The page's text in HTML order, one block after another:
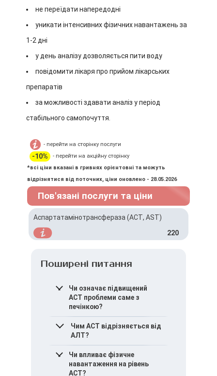
не переїдати напередодні
уникати інтенсивних фізичних навантажень за
1-2 дні
у день аналізу дозволяється пити воду
повідомити лікаря про прийом лікарських
препаратів
за можливості здавати аналіз у період
стабільного самопочуття.
- перейти на сторінку послуги
-10%
- перейти на акційну сторінку
*всі ціни вказані в гривнях орієнтовні та можуть
відрізнятися від поточних, ціни оновлено - 28.05.2026
Пов'язані послуги та ціни
Аспартатамінотрансфераза (АСТ, AST)
220
Поширені питання
Чи означає підвищений
АСТ проблеми саме з
печінкою?
Не завжди. АСТ може
підвищуватися також при
ураженні м’язів або
серцевої тканини, тому
показник оцінюють у
комплексі з іншими
Чим АСТ відрізняється від
АЛТ?
АЛТ більш специфічна для
печінки, тоді як АСТ
міститься і в інших
Чи впливає фізичне
навантаження на рівень
АСТ?